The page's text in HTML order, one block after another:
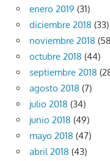
enero 2019 (31)
diciembre 2018 (33)
noviembre 2018
octubre 2018 (44)
septiembre 2018
agosto 2018 (7)
julio 2018 (34)
junio 2018 (49)
mayo 2018 (47)
abril 2018 (43)